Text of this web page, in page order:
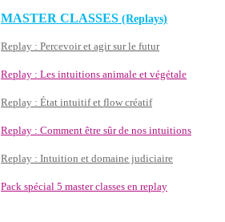
MASTER CLASSES (Replays)
Replay : Percevoir et agir sur le futur
Replay : Les intuitions animale et végétale
Replay : État intuitif et flow créatif
Replay : Comment être sûr de nos intuitions
Replay : Intuition et domaine judiciaire
Pack spécial 5 master classes en replay